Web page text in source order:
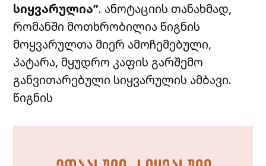
სიყვარულია”. ანოტაციის თანახმად,
რომანში მოთხრობილია წიგნის
მოყვარულთა მიერ ამოჩემებული,
პატარა, მყუდრო კაფის გარშემო
განვითარებული სიყვარულის ამბავი.
წიგნის